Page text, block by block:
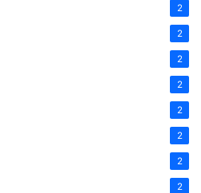
2
2
2
2
2
2
2
2